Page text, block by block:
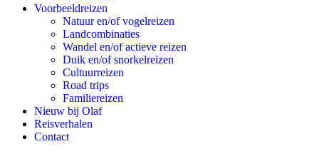
Voorbeeldreizen
Natuur en/of vogelreizen
Landcombinaties
Wandel en/of actieve reizen
Duik en/of snorkelreizen
Cultuurreizen
Road trips
Familiereizen
Nieuw bij Olaf
Reisverhalen
Contact